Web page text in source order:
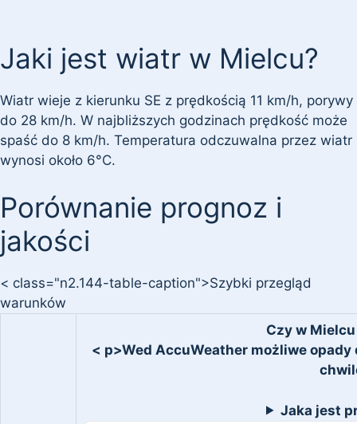
Jaki jest wiatr w Mielcu?
Wiatr wieje z kierunku SE z prędkością 11 km/h, porywy
do 28 km/h. W najbliższych godzinach prędkość może
spaść do 8 km/h. Temperatura odczuwalna przez wiatr
wynosi około 6°C.
Porównanie prognoz i
jakości
< class="n2.144-table-caption">Szybki przegląd
warunków
Czy w
< p>Wed AccuWeather możliwe
Jaka jest